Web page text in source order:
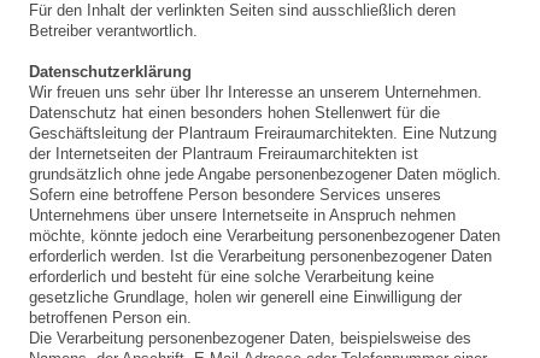
Für den Inhalt der verlinkten Seiten sind ausschließlich deren
Betreiber verantwortlich.
Datenschutzerklärung
Wir freuen uns sehr über Ihr Interesse an unserem Unternehmen.
Datenschutz hat einen besonders hohen Stellenwert für die
Geschäftsleitung der Plantraum Freiraumarchitekten. Eine Nutzung
der Internetseiten der Plantraum Freiraumarchitekten ist
grundsätzlich ohne jede Angabe personenbezogener Daten möglich.
Sofern eine betroffene Person besondere Services unseres
Unternehmens über unsere Internetseite in Anspruch nehmen
möchte, könnte jedoch eine Verarbeitung personenbezogener Daten
erforderlich werden. Ist die Verarbeitung personenbezogener Daten
erforderlich und besteht für eine solche Verarbeitung keine
gesetzliche Grundlage, holen wir generell eine Einwilligung der
betroffenen Person ein.
Die Verarbeitung personenbezogener Daten, beispielsweise des